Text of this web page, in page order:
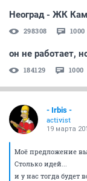
Неоград - ЖК
298308 1000
он не работает,
184129 1000
- Irbis -
activist
19 марта
Моё предложение
Столько идей...
и у нас тогда будет